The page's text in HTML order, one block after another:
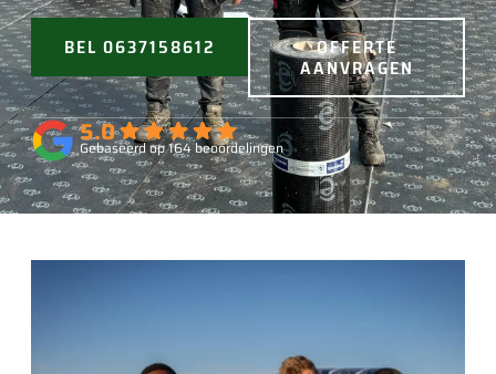
BEL 0637158612 OFFERTE
AANVRAGEN
5.0
Gebaseerd op 164 beoordelingen